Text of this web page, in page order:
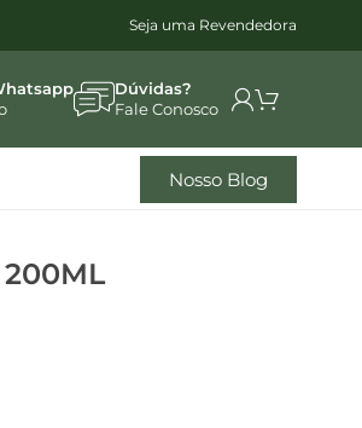
Seja uma Revendedora
Dúvidas?
Fale Conosco
Nosso Blog
200ML